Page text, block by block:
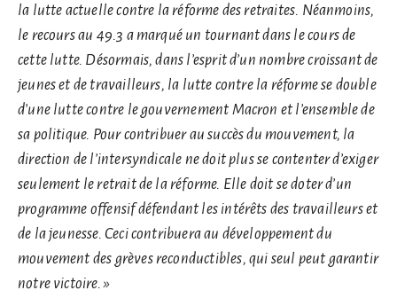
la lutte actuelle contre la réforme des retraites. Néanmoins,
le recours au 49.3 a marqué un tournant dans le cours de
cette lutte. Désormais, dans l’esprit d’un nombre croissant de
jeunes et de travailleurs, la lutte contre la réforme se double
d’une lutte contre le gouvernement Macron et l’ensemble de
sa politique. Pour contribuer au succès du mouvement, la
direction de l’intersyndicale ne doit plus se contenter d’exiger
seulement le retrait de la réforme. Elle doit se doter d’un
programme offensif défendant les intérêts des travailleurs et
de la jeunesse. Ceci contribuera au développement du
mouvement des grèves reconductibles, qui seul peut garantir
notre victoire. »